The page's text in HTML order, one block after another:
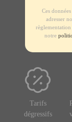
Ces
adresser
notre
Tarifs
dégressifs